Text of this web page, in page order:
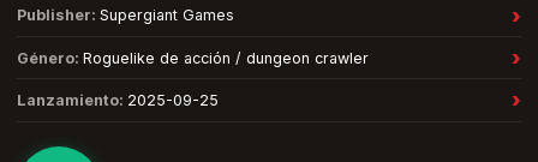
Publisher: Supergiant Games ›
Género: Roguelike de acción / dungeon crawler ›
Lanzamiento: 2025-09-25 ›